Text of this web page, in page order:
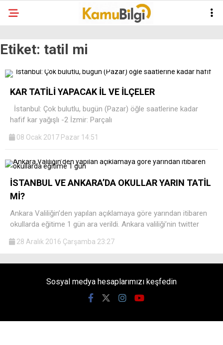
Etiket: tatil mi
KAR TATİLİ YAPACAK İL VE İLÇELER
İstanbul: Çok bulutlu, bugün (Pazar) öğle saatlerine kadar
hafif kar yağışlı -2 İzmir: Parçalı
08 Ocak 2017 Pazar 14:51
İSTANBUL VE ANKARA’DA OKULLAR YARIN TATİL
Mİ?
Ankara Valiliğin’den yapılan açıklamaya göre yarından itibaren
okullarda eğitime 1 gün ara verildi. Ankara valiliği’nin twitter
28 Aralık 2016 Çarşamba 23:27
Sosyal medya hesaplarımızı keşfedin